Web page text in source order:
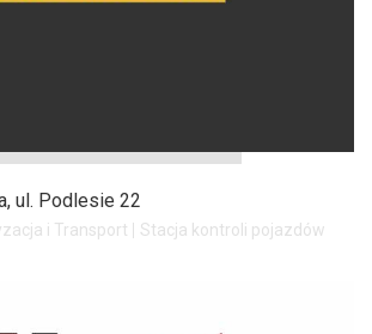
, ul. Podlesie 22
i Transport Stacja kontroli pojazdów